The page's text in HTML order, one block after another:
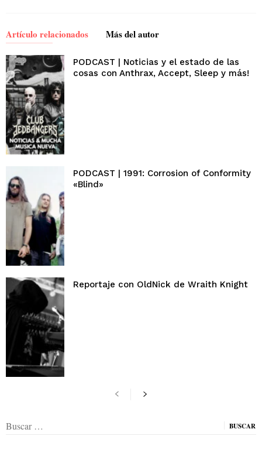
Artículo relacionados Más del autor
PODCAST | Noticias y el estado de las
cosas con Anthrax, Accept, Sleep y más!
PODCAST | 1991: Corrosion of Conformity
«Blind»
Reportaje con OldNick de Wraith Knight
Buscar: